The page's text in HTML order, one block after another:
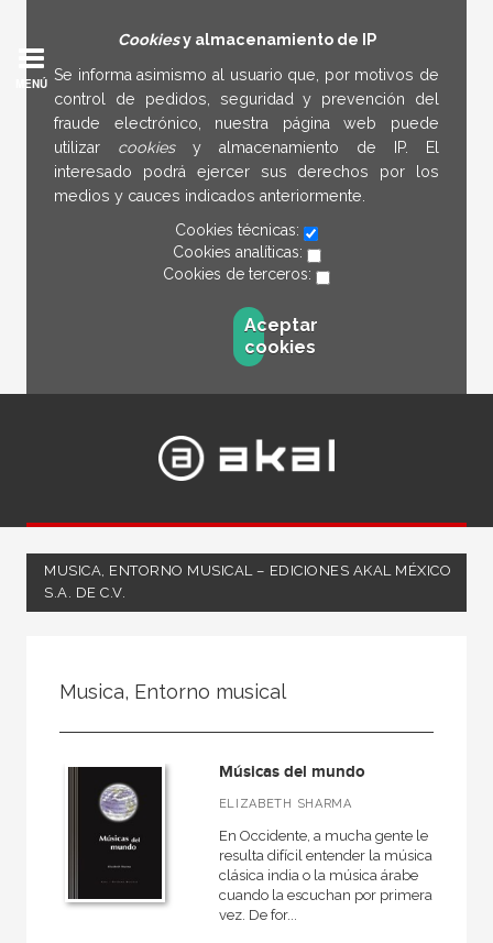
Cookiesy almacenamiento de IP
Se informa asimismo al usuario que, por motivos de
control de pedidos, seguridad y prevención del
fraude electrónico, nuestra página web puede
utilizar cookies y almacenamiento de IP. El
interesado podrá ejercer sus derechos por los
medios y cauces indicados anteriormente.
Cookies técnicas:
Cookies analíticas:
Cookies de terceros:
Aceptar
cookies
MENÚ
MUSICA, ENTORNO MUSICAL – EDICIONES AKAL MÉXICO
S.A. DE C.V.
Ciencias humanas y sociales
Música
MATERIAS
Historia de la música
Musica, Entorno musical
Músicas del mundo
ELIZABETH SHARMA
En Occidente, a mucha gente le
resulta difícil entender la música
clásica india o la música árabe
cuando la escuchan por primera
vez. De for...